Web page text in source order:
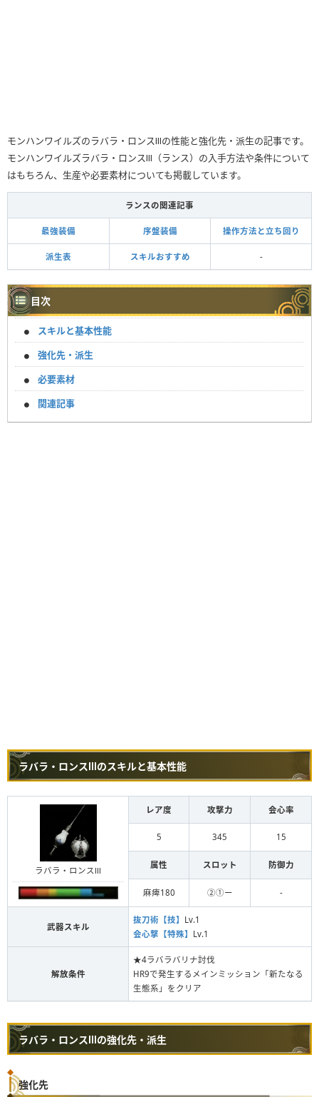
モンハンワイルズのラバラ・ロンスⅢの性能と強化先・派生の記事です。
モンハンワイルズラバラ・ロンスⅢ（ランス）の入手方法や条件について
はもちろん、生産や必要素材についても掲載しています。
ランスの関連記事
最強装備 序盤装備 操作方法と立ち回り
派生表 スキルおすすめ -
目次
スキルと基本性能
強化先・派生
必要素材
関連記事
ラバラ・ロンスⅢのスキルと基本性能
ラバラ・ロンスⅢ
レア度 攻撃力 会心率
5 345 15
属性 スロット 防御力
麻痺180 ②①ー -
武器スキル
抜刀術【技】 Lv.1
会心撃【特殊】 Lv.1
解放条件
★4ラバラバリナ討伐
HR9で発生するメインミッション「新たなる
生態系」をクリア
ラバラ・ロンスⅢの強化先・派生
強化先